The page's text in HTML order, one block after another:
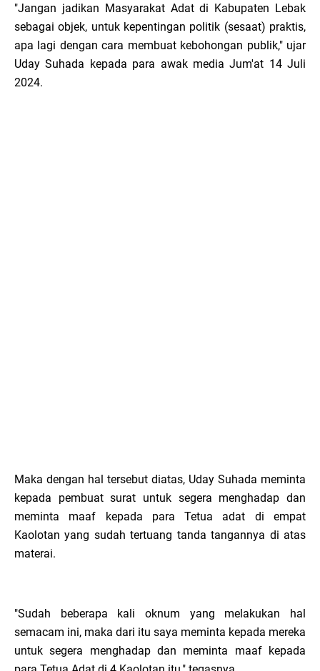
"Jangan jadikan Masyarakat Adat di Kabupaten Lebak
sebagai objek, untuk kepentingan politik (sesaat) praktis,
apa lagi dengan cara membuat kebohongan publik," ujar
Uday Suhada kepada para awak media Jum'at 14 Juli
2024.
Maka dengan hal tersebut diatas, Uday Suhada meminta
kepada pembuat surat untuk segera menghadap dan
meminta maaf kepada para Tetua adat di empat
Kaolotan yang sudah tertuang tanda tangannya di atas
materai.
"Sudah beberapa kali oknum yang melakukan hal
semacam ini, maka dari itu saya meminta kepada mereka
untuk segera menghadap dan meminta maaf kepada